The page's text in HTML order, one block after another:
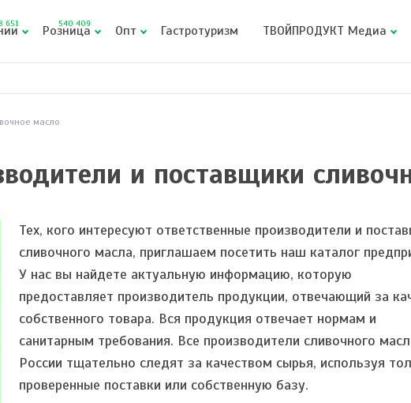
651 Розница
540 409 Опт Гастротуризм ТВОЙПРОДУКТ Медиа
масло
и поставщики
Тех, кого интересуют ответственные производители и
сливочного масла, приглашаем посетить наш каталог
У нас вы найдете актуальную информацию, которую
предоставляет производитель продукции, отвечающий за
собственного товара. Вся продукция отвечает нормам и
санитарным требования. Все производители сливочного
России тщательно следят за качеством сырья, используя
проверенные поставки или собственную базу.